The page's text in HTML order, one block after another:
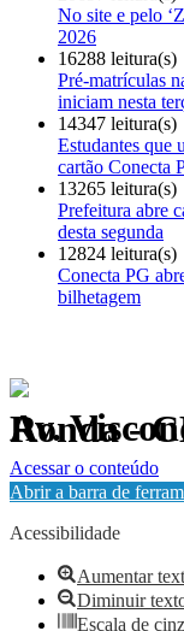
No site e pelo
2026
16288 leitura(s)
Pré-matrículas
iniciam nesta
14347 leitura(s)
Estudantes que
cartão Conecta
13265 leitura(s)
Prefeitura abre
desta segunda
12824 leitura(s)
Conecta PG
bilhetagem
Av. Visconde de
Política de Privacidade.
Acessar o conteúdo
Abrir a barra de
Acessibilidade
Aumentar
Diminuir
Escala de